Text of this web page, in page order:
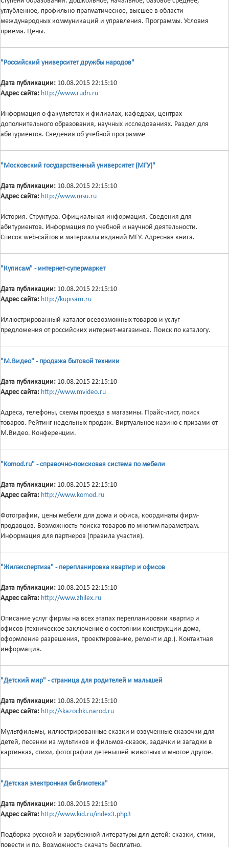
углубленное, профильно-прагматическое, высшее в области
международных коммуникаций и управления. Программы. Условия
приема. Цены.
"Российский университет дружбы народов"
Дата публикации: 10.08.2015 22:15:10
Адрес сайта: http://www.rudn.ru
Информация о факультетах и филиалах, кафедрах, центрах
дополнительного образования, научных исследованиях. Раздел для
абитуриентов. Сведения об учебной программе
"Московский государственный университет (МГУ)"
Дата публикации: 10.08.2015 22:15:10
Адрес сайта: http://www.msu.ru
История. Структура. Официальная информация. Сведения для
абитуриентов. Информация по учебной и научной деятельности.
Список web-сайтов и материалы изданий МГУ. Адресная книга.
"Куписам" - интернет-супермаркет
Дата публикации: 10.08.2015 22:15:10
Адрес сайта: http://kupisam.ru
Иллюстрированный каталог всевозможных товаров и услуг -
предложения от российских интернет-магазинов. Поиск по каталогу.
"М.Видео" - продажа бытовой техники
Дата публикации: 10.08.2015 22:15:10
Адрес сайта: http://www.mvideo.ru
Адреса, телефоны, схемы проезда в магазины. Прайс-лист, поиск
товаров. Рейтинг недельных продаж. Виртуальное казино с призами от
М.Видео. Конференции.
"Komod.ru" - справочно-поисковая система по мебели
Дата публикации: 10.08.2015 22:15:10
Адрес сайта: http://www.komod.ru
Фотографии, цены мебели для дома и офиса, координаты фирм-
продавцов. Возможность поиска товаров по многим параметрам.
Информация для партнеров (правила участия).
"Жилэкспертиза" - перепланировка квартир и офисов
Дата публикации: 10.08.2015 22:15:10
Адрес сайта: http://www.zhilex.ru
Описание услуг фирмы на всех этапах перепланировки квартир и
офисов (техническое заключение о состоянии конструкции дома,
оформление разрешения, проектирование, ремонт и др.). Контактная
информация.
"Детский мир" - страница для родителей и малышей
Дата публикации: 10.08.2015 22:15:10
Адрес сайта: http://skazochki.narod.ru
Мультфильмы, иллюстрированные сказки и озвученные сказочки для
детей, песенки из мультиков и фильмов-сказок, задачки и загадки в
картинках, стихи, фотографии детенышей животных и многое другое.
"Детская электронная библиотека"
Дата публикации: 10.08.2015 22:15:10
Адрес сайта: http://www.kid.ru/index3.php3
Подборка русской и зарубежной литературы для детей: сказки, стихи,
повести и пр. Возможность скачать бесплатно.